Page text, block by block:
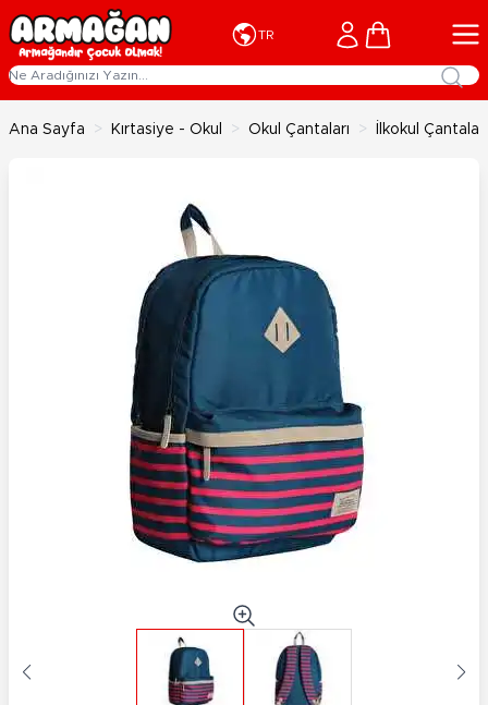
İçeriğe geç
TR Cart
Ana Sayfa > Kırtasiye - Okul > Okul Çantaları > İlkokul Çantaları